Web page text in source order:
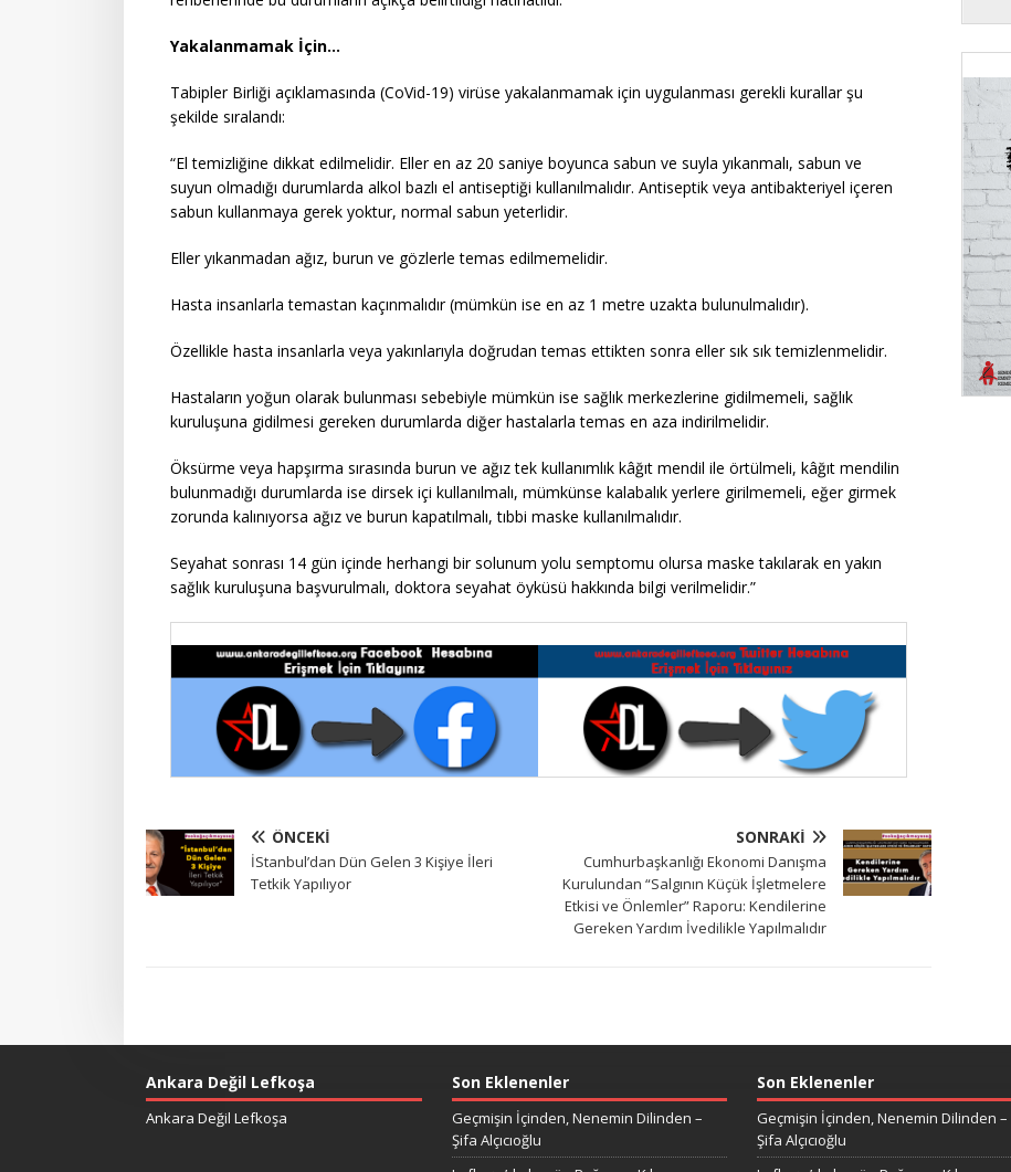
Yakalanmamak İçin…
Tabipler Birliği açıklamasında (CoVid-19) virüse yakalanmamak için uygulanması gerekli kurallar şu
şekilde sıralandı:
“El temizliğine dikkat edilmelidir. Eller en az 20 saniye boyunca sabun ve suyla yıkanmalı, sabun ve
suyun olmadığı durumlarda alkol bazlı el antiseptiği kullanılmalıdır. Antiseptik veya antibakteriyel içeren
sabun kullanmaya gerek yoktur, normal sabun yeterlidir.
Eller yıkanmadan ağız, burun ve gözlerle temas edilmemelidir.
Hasta insanlarla temastan kaçınmalıdır (mümkün ise en az 1 metre uzakta bulunulmalıdır).
Özellikle hasta insanlarla veya yakınlarıyla doğrudan temas ettikten sonra eller sık sık temizlenmelidir.
Hastaların yoğun olarak bulunması sebebiyle mümkün ise sağlık merkezlerine gidilmemeli, sağlık
kuruluşuna gidilmesi gereken durumlarda diğer hastalarla temas en aza indirilmelidir.
Öksürme veya hapşırma sırasında burun ve ağız tek kullanımlık kâğıt mendil ile örtülmeli, kâğıt mendilin
bulunmadığı durumlarda ise dirsek içi kullanılmalı, mümkünse kalabalık yerlere girilmemeli, eğer girmek
zorunda kalınıyorsa ağız ve burun kapatılmalı, tıbbi maske kullanılmalıdır.
Seyahat sonrası 14 gün içinde herhangi bir solunum yolu semptomu olursa maske takılarak en yakın
sağlık kuruluşuna başvurulmalı, doktora seyahat öyküsü hakkında bilgi verilmelidir.”
ÖNCEKI
İStanbul’dan Dün Gelen 3 Kişiye İleri
Tetkik Yapılıyor
SONRAKI
Cumhurbaşkanlığı Ekonomi Danışma
Kurulundan “Salgının Küçük İşletmelere
Etkisi ve Önlemler” Raporu: Kendilerine
Gereken Yardım İvedilikle Yapılmalıdır
Ankara Değil Lefkoşa
Ankara Değil Lefkoşa
Son Eklenenler
Geçmişin İçinden, Nenemin Dilinden –
Şifa Alçıcıoğlu
Son Eklenenler
Geçmişin İçinden, Nenemin Dilinden –
Şifa Alçıcıoğlu